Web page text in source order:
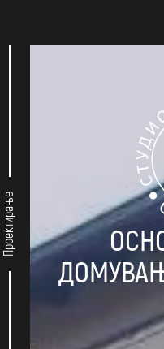
Проектирање